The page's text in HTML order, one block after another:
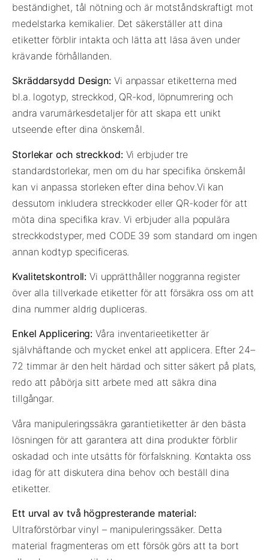
beständighet, tål nötning och är motståndskraftigt mot
medelstarka kemikalier. Det säkerställer att dina
etiketter förblir intakta och lätta att läsa även under
krävande förhållanden.
Skräddarsydd Design: Vi anpassar etiketterna med
bl.a. logotyp, streckkod, QR-kod, löpnumrering och
andra varumärkesdetaljer för att skapa ett unikt
utseende efter dina önskemål.
Storlekar och streckkod:Vi erbjuder tre
standardstorlekar, men om du har specifika önskemål
kan vi anpassa storleken efter dina behov.Vi kan
dessutom inkludera streckkoder eller QR-koder för att
möta dina specifika krav. Vi erbjuder alla populära
streckkodstyper, med CODE 39 som standard om ingen
annan kodtyp specificeras.
Kvalitetskontroll: Vi upprätthåller noggranna register
över alla tillverkade etiketter för att försäkra oss om att
dina nummer aldrig dupliceras.
Enkel Applicering: Våra inventarieetiketter är
självhäftande och mycket enkel att applicera. Efter 24–
72 timmar är den helt härdad och sitter säkert på plats,
redo att påbörja sitt arbete med att säkra dina
tillgångar.
Våra manipuleringssäkra garantietiketter är den bästa
lösningen för att garantera att dina produkter förblir
oskadad och inte utsätts för förfalskning. Kontakta oss
idag för att diskutera dina behov och beställ dina
etiketter.
Ett urval av två högpresterande material:
Ultraförstörbar vinyl – manipuleringssäker. Detta
material fragmenteras om ett försök görs att ta bort